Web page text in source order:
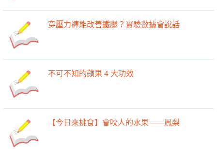
穿壓力褲能改善鐵腿？實驗數據會說話
不可不知的蘋果 4 大功效
【今日來挑食】會咬人的水果——鳳梨